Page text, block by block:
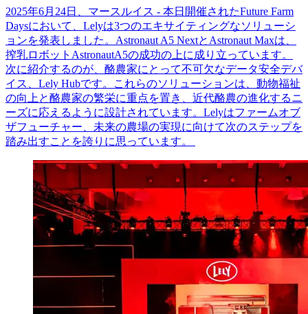
2025年6月24日、マースルイス - 本日開催されたFuture Farm
Daysにおいて、Lelyは3つのエキサイティングなソリューシ
ョンを発表しました。Astronaut A5 NextとAstronaut Maxは、
搾乳ロボットAstronautA5の成功の上に成り立っています。
次に紹介するのが、酪農家にとって不可欠なデータ安全デバ
イス、Lely Hubです。これらのソリューションは、動物福祉
の向上と酪農家の繁栄に重点を置き、近代酪農の進化するニ
ーズに応えるように設計されています。Lelyはファームオブ
ザフューチャー、未来の農場の実現に向けて次のステップを
踏み出すことを誇りに思っています。